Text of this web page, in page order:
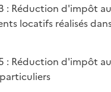
: Réduction d'impôt
locatifs réalisés
: Réduction d'impôt